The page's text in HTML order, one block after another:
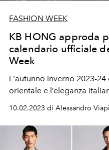
FASHION WEEK
KB HONG approda
calendario ufficiale
Week
L'autunno inverno 2023-24
orientale e l’eleganza
10.02.2023 di Alessandro